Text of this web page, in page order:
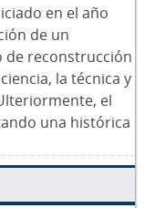
en el año
de un
de reconstrucción
la técnica y
el
una histórica